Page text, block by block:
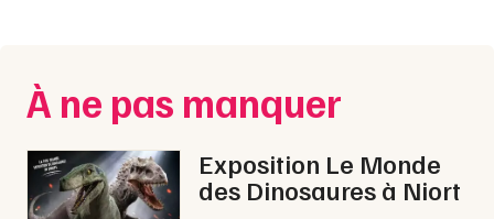
Spectacles
Concerts
Sports
Nantes
Nice
Paris
À ne pas manquer
Exposition Le Monde
des Dinosaures à Niort